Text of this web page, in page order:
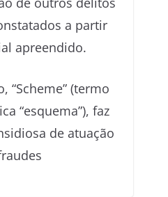
a partir
apreendido.
“Scheme” (termo
“esquema”), faz
de atuação